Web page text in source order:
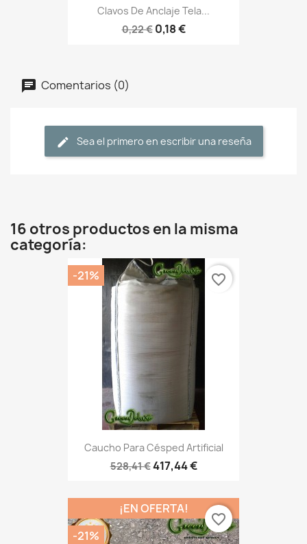
Clavos De Anclaje Tela...
0,22 € 0,18 €
Comentarios (0)
Sea el primero en escribir una reseña
16 otros productos en la misma
categoría:
Caucho Para Césped Artificial
528,41 €417,44 €
-21% favorite_border
¡EN OFERTA!
-21%
favorite_border